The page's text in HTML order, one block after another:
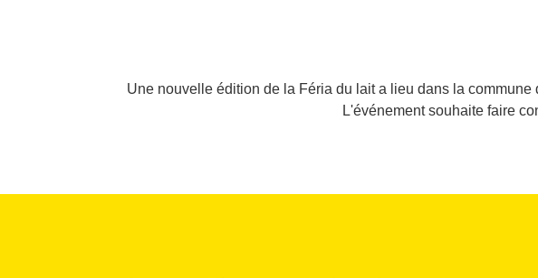
Une nouvelle édition de la Féria du lait a lieu dans la
L'événement souhaite faire